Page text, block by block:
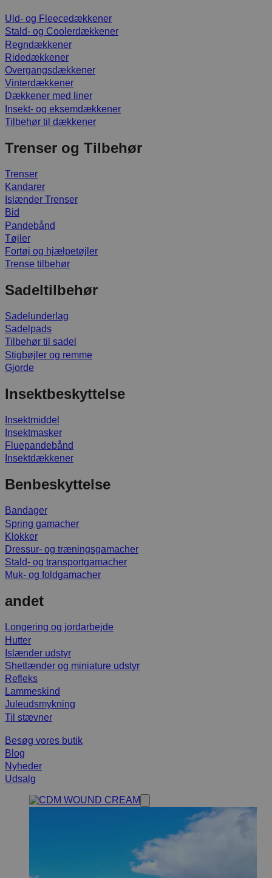
Uld- og Fleecedækkener
Stald- og Coolerdækkener
Regndækkener
Ridedækkener
Overgangsdækkener
Vinterdækkener
Dækkener med liner
Insekt- og eksemdækkener
Tilbehør til dækkener
Trenser og Tilbehør
Trenser
Kandarer
Islænder Trenser
Bid
Pandebånd
Tøjler
Fortøj og hjælpetøjler
Trense tilbehør
Sadeltilbehør
Sadelunderlag
Sadelpads
Tilbehør til sadel
Stigbøjler og remme
Gjorde
Insektbeskyttelse
Insektmiddel
Insektmasker
Fluepandebånd
Insektdækkener
Benbeskyttelse
Bandager
Spring gamacher
Klokker
Dressur- og træningsgamacher
Stald- og transportgamacher
Muk- og foldgamacher
andet
Longering og jordarbejde
Hutter
Islænder udstyr
Shetlænder og miniature udstyr
Refleks
Lammeskind
Juleudsmykning
Til stævner
Besøg vores butik
Blog
Nyheder
Udsalg